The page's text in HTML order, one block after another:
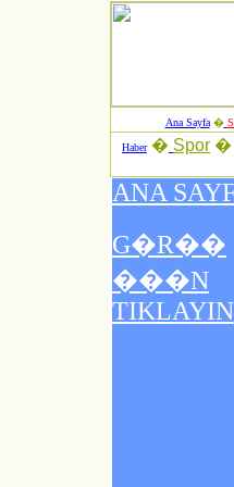
Ana Sayfa�
Haber� Spor �